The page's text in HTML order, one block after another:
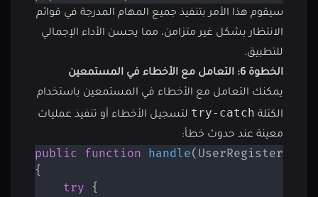
سيقوم هذا الأمر بتنفيذ جميع المهام المدرجة في قوائم
الانتظار بشكل غير متزامن، مما يحسن الأداء الإجمالي
للتطبيق.
الخطوة 6: التعامل مع الأخطاء في المستمعين
يمكنك التعامل مع الأخطاء في المستمعين باستخدام
الكتلة try-catch لتسجيل الأخطاء أو تنفيذ عمليات
معينة عند حدوث خطأ:
public function handle( UserRegistered
{
try
{